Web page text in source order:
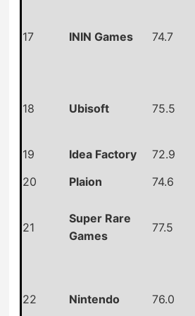
17 ININ Games 74.7
18 Ubisoft 75.5
19
Idea Factory 72.9
20
Plaion 74.6
21
Super Rare
Games
77.5
22 Nintendo 76.0